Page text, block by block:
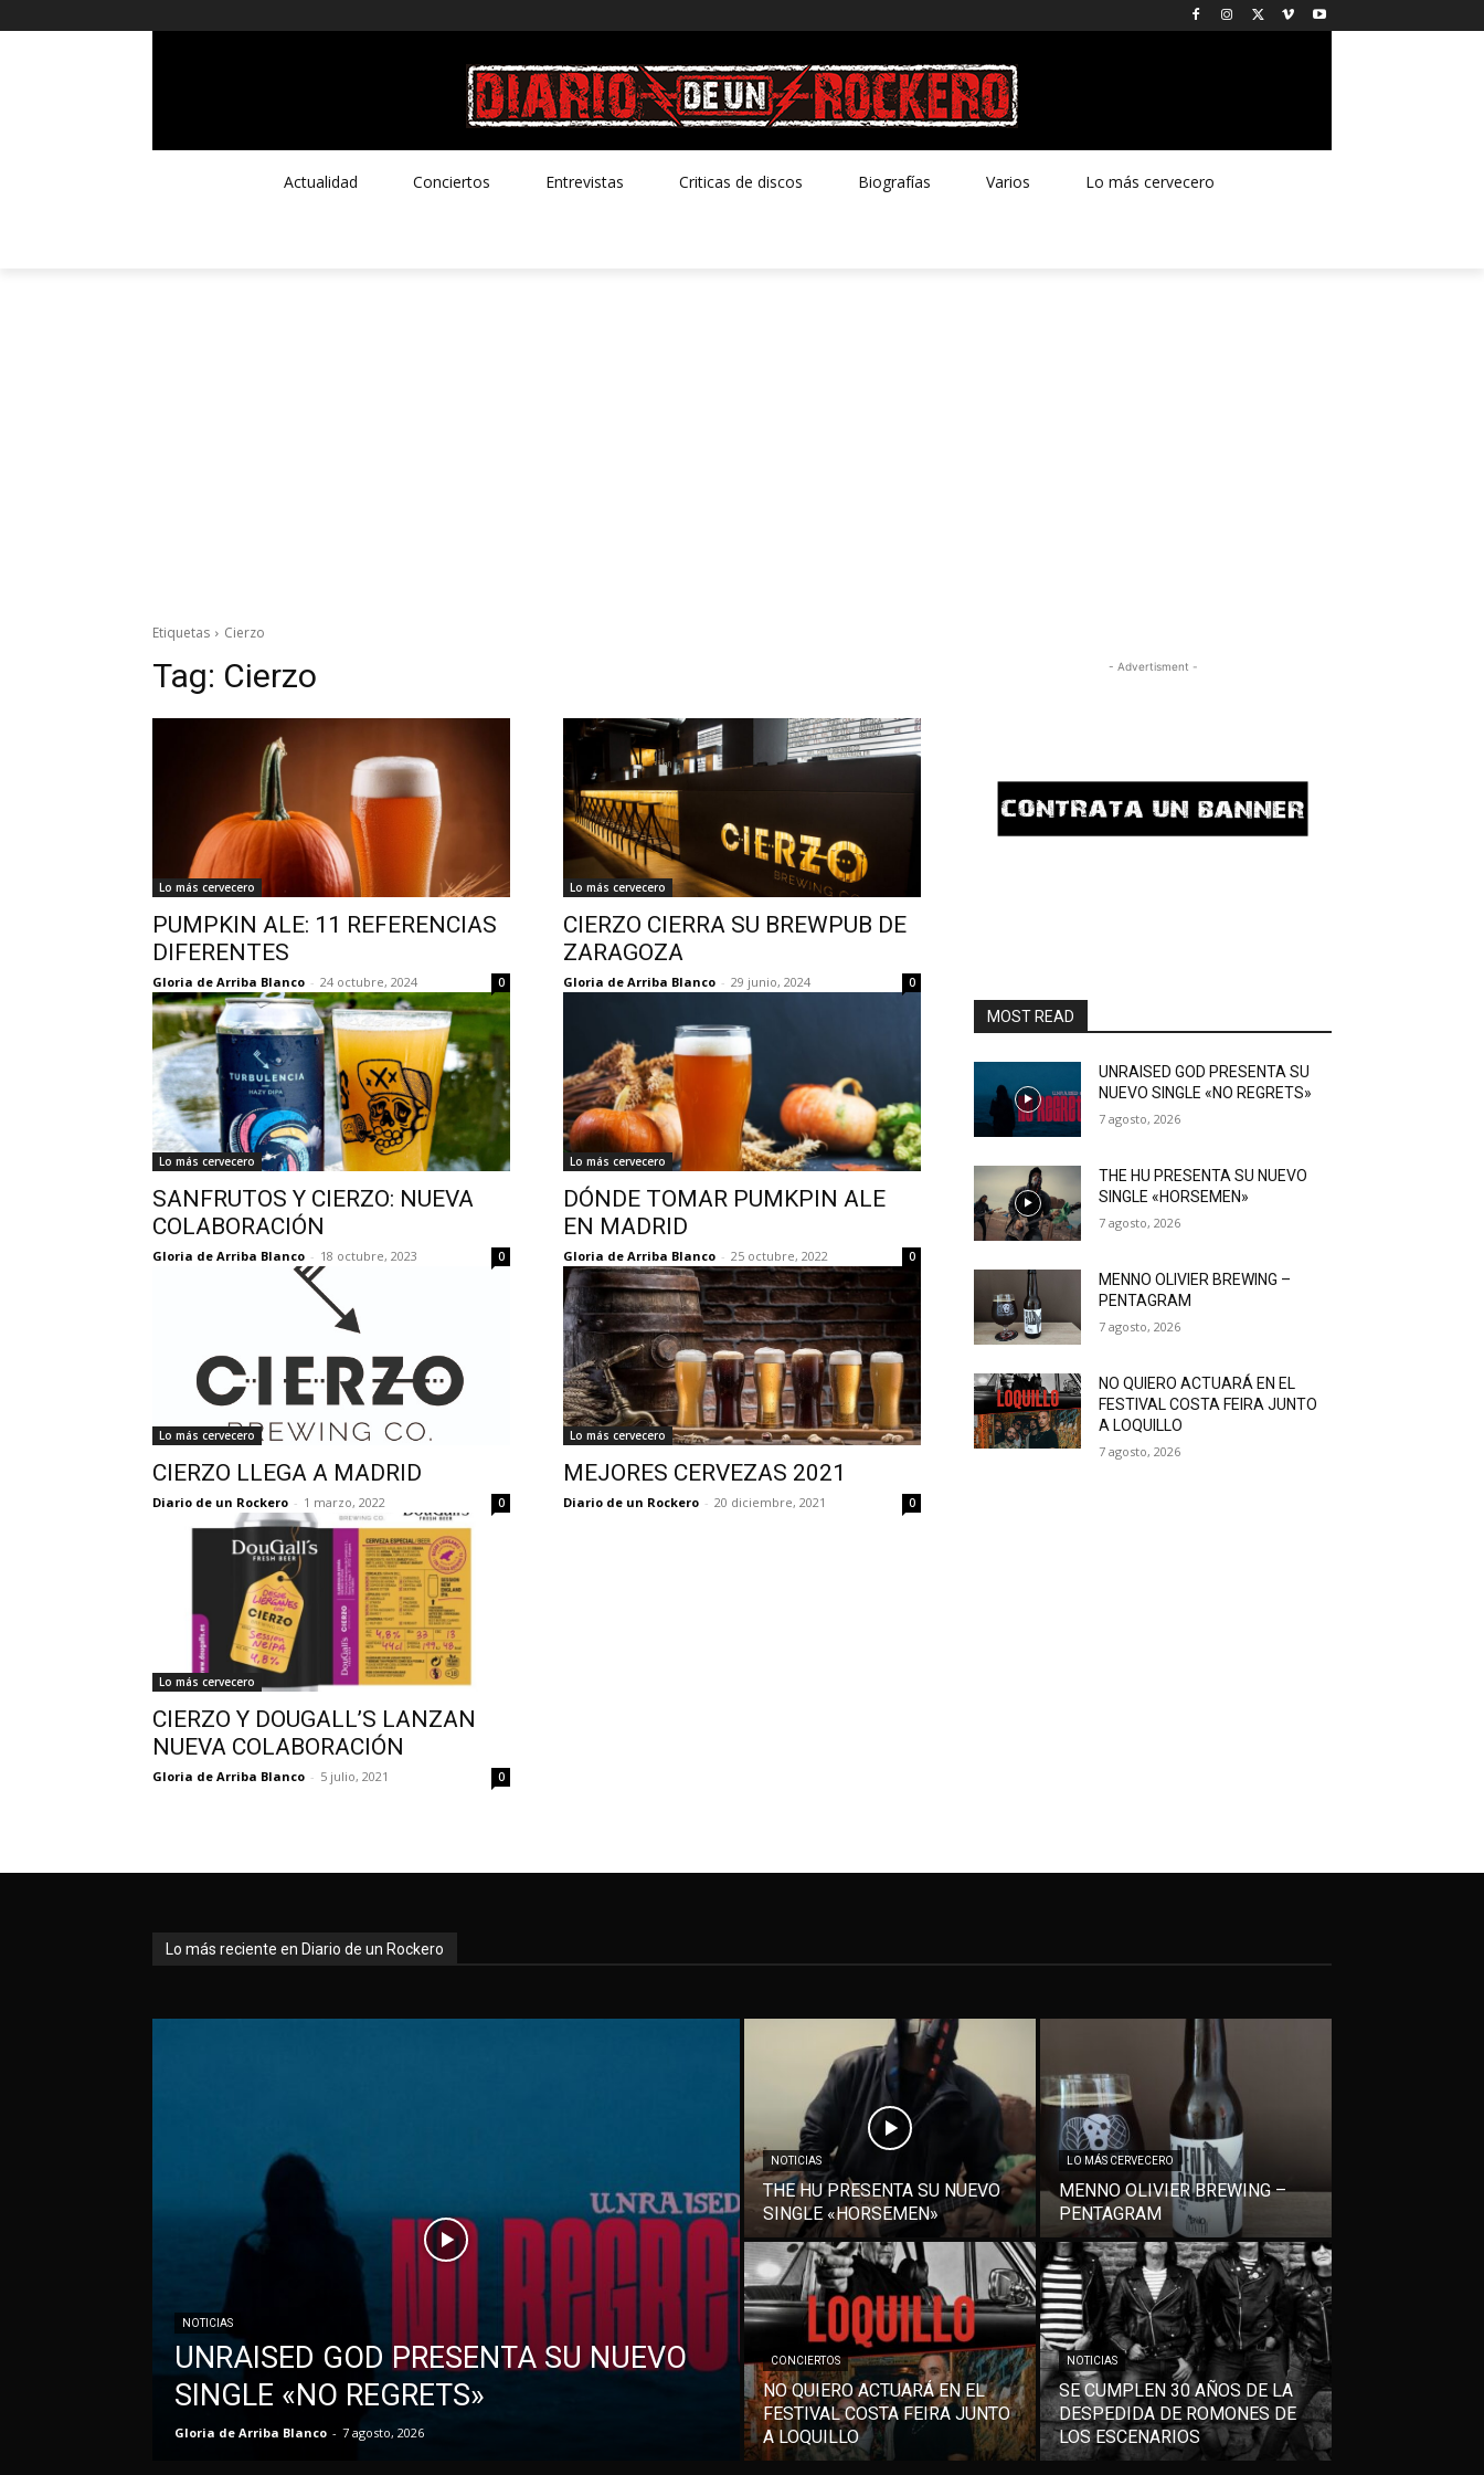
Actualidad Conciertos Entrevistas Criticas de discos Biografías Varios Lo más cervecero
Etiquetas Cierzo
Tag: Cierzo
Lo más cervecero
PUMPKIN ALE: 11 REFERENCIAS
DIFERENTES
Gloria de Arriba Blanco - 24 octubre, 2024 0
Lo más cervecero
CIERZO CIERRA SU BREWPUB DE
ZARAGOZA
Gloria de Arriba Blanco - 29 junio, 2024 0
Lo más cervecero
SANFRUTOS Y CIERZO: NUEVA
COLABORACIÓN
Gloria de Arriba Blanco - 18 octubre, 2023 0
Lo más cervecero
DÓNDE TOMAR PUMKPIN ALE
EN MADRID
Gloria de Arriba Blanco - 25 octubre, 2022 0
Lo más cervecero
CIERZO LLEGA A MADRID
Diario de un Rockero - 1 marzo, 2022 0
Lo más cervecero
MEJORES CERVEZAS 2021
Diario de un Rockero - 20 diciembre, 2021 0
Lo más cervecero
CIERZO Y DOUGALL’S LANZAN
NUEVA COLABORACIÓN
Gloria de Arriba Blanco - 5 julio, 2021 0
- Advertisment -
MOST READ
UNRAISED GOD PRESENTA SU
NUEVO SINGLE «NO REGRETS»
7 agosto, 2026
THE HU PRESENTA SU NUEVO
SINGLE «HORSEMEN»
7 agosto, 2026
MENNO OLIVIER BREWING –
PENTAGRAM
7 agosto, 2026
NO QUIERO ACTUARÁ EN EL
FESTIVAL COSTA FEIRA JUNTO
A LOQUILLO
7 agosto, 2026
Lo más reciente en Diario de un Rockero
NOTICIAS
UNRAISED GOD PRESENTA SU NUEVO
SINGLE «NO REGRETS»
Gloria de Arriba Blanco - 7 agosto, 2026
NOTICIAS
THE HU PRESENTA SU NUEVO
SINGLE «HORSEMEN»
LO MÁS CERVECERO
MENNO OLIVIER BREWING –
PENTAGRAM
CONCIERTOS
NO QUIERO ACTUARÁ EN EL
FESTIVAL COSTA FEIRA JUNTO
A LOQUILLO
NOTICIAS
SE CUMPLEN 30 AÑOS DE LA
DESPEDIDA DE ROMONES DE
LOS ESCENARIOS